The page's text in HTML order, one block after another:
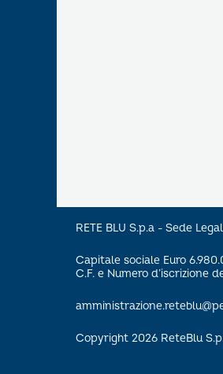
RETE BLU S.p.a - Sede
Capitale sociale Euro
C.F. e Numero d’iscrizione
Copyright 2026 ReteBlu